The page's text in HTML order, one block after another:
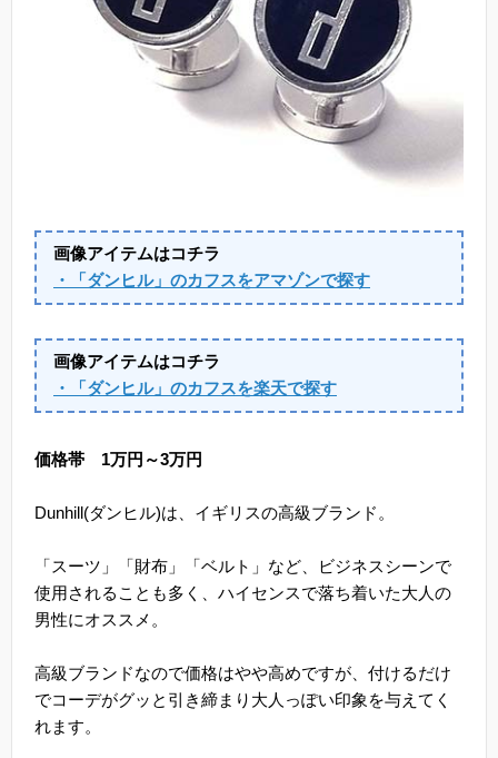
画像アイテムはコチラ
・「ダンヒル」のカフスをアマゾンで探す
画像アイテムはコチラ
・「ダンヒル」のカフスを楽天で探す
価格帯 1万円～3万円
Dunhill(ダンヒル)は、イギリスの高級ブランド。
「スーツ」「財布」「ベルト」など、ビジネスシーンで
使用されることも多く、ハイセンスで落ち着いた大人の
男性にオススメ。
高級ブランドなので価格はやや高めですが、付けるだけ
でコーデがグッと引き締まり大人っぽい印象を与えてく
れます。